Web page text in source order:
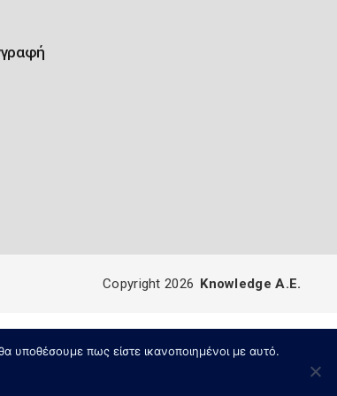
υποθέσουμε πως είστε ικανοποιημένοι με αυτό.
Copyright 2026 Knowledge A.E.